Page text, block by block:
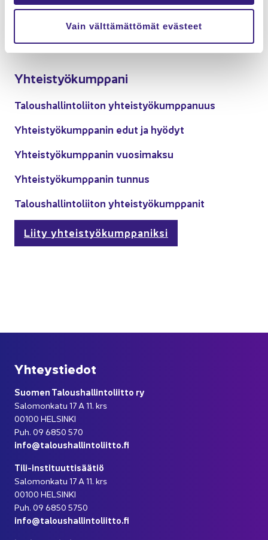
Vain välttämättömät evästeet
Yh­teis­työ­kump­pa­ni
Ta­lous­hal­lin­to­lii­ton yh­teis­työ­kump­pa­nuus
Yh­teis­työ­kump­pa­nin edut ja hyö­dyt
Yh­teis­työ­kump­pa­nin vuo­si­mak­su
Yh­teis­työ­kump­pa­nin tun­nus
Ta­lous­hal­lin­to­lii­ton yh­teis­työ­kump­pa­nit
Liity yhteistyö­kumppaniksi
Yh­teys­tie­dot
Suo­men Ta­lous­hal­lin­to­liit­to ry
Sa­lo­mon­ka­tu 17 A 11. krs
00100 HEL­SIN­KI
Puh. 09 6850 570
info@ta­lous­hal­lin­to­liit­to.fi
Tili-​instituuttisäätiö
Sa­lo­mon­ka­tu 17 A 11. krs
00100 HEL­SIN­KI
Puh. 09 6850 5750
info@ta­lous­hal­lin­to­liit­to.fi